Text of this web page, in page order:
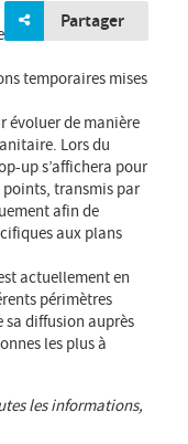
Partager
temporaires mises
évoluer de manière
Lors du
up s’affichera pour
transmis par
afin de
aux plans
actuellement en
périmètres
diffusion auprès
les plus à
les informations,